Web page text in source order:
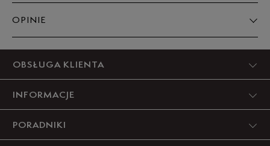
OPINIE
OBSŁUGA KLIENTA
INFORMACJE
PORADNIKI